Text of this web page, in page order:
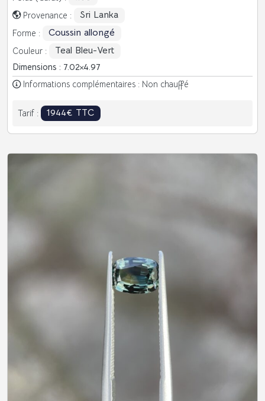
Provenance : Sri Lanka
Forme : Coussin allongé
Couleur : Teal Bleu-Vert
Dimensions : 7.02 4.97
Informations complémentaires : Non chauffé
Tarif : 1944€ TTC